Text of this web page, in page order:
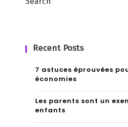
Recent Posts
7 astuces éprouvées
économies
Les parents sont un
enfants